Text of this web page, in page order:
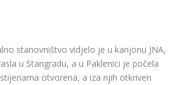
stanovništvo vidjelo je u kanjonu JNA,
u Starigradu, a u Paklenici je počela
otvorena, a iza njih otkriven